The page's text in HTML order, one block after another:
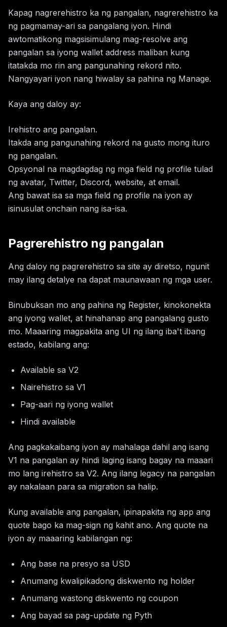
Kapag nagrerehistro ka ng pangalan, nagrerehistro ka
ng pagmamay-ari sa pangalang iyon. Hindi
awtomatikong magsisimulang mag-resolve ang
pangalan sa iyong wallet address maliban kung
itatakda mo rin ang pangunahing rekord nito.
Nangyayari iyon nang hiwalay sa pahina ng Manage.
Kaya ang daloy ay:
Irehistro ang pangalan.
Itakda ang pangunahing rekord na gusto mong ituro
ng pangalan.
Opsyonal na magdagdag ng mga field ng profile tulad
ng avatar, Twitter, Discord, website, at email.
Ang bawat isa sa mga field ng profile na iyon ay
isinusulat onchain nang isa-isa.
Pagrerehistro ng pangalan
Ang daloy ng pagrerehistro sa site ay diretso, ngunit
may ilang detalye na dapat maunawaan ng mga user.
Binubuksan mo ang pahina ng Register, kinokonekta
ang iyong wallet, at hinahanap ang pangalang gusto
mo. Maaaring magpakita ang UI ng ilang iba't ibang
estado, kabilang ang:
Available sa V2
Nairehistro sa V1
Pag-aari ng iyong wallet
Hindi available
Ang pagkakaibang iyon ay mahalaga dahil ang isang
V1 na pangalan ay hindi laging isang bagay na maaari
mo lang irehistro sa V2. Ang ilang legacy na pangalan
ay nakalaan para sa migration sa halip.
Kung available ang pangalan, ipinapakita ng app ang
quote bago ka mag-sign ng kahit ano. Ang quote na
iyon ay maaaring kabilangan ng:
Ang base na presyo sa USD
Anumang kwalipikadong diskwento ng holder
Anumang wastong diskwento ng coupon
Ang bayad sa pag-update ng Pyth